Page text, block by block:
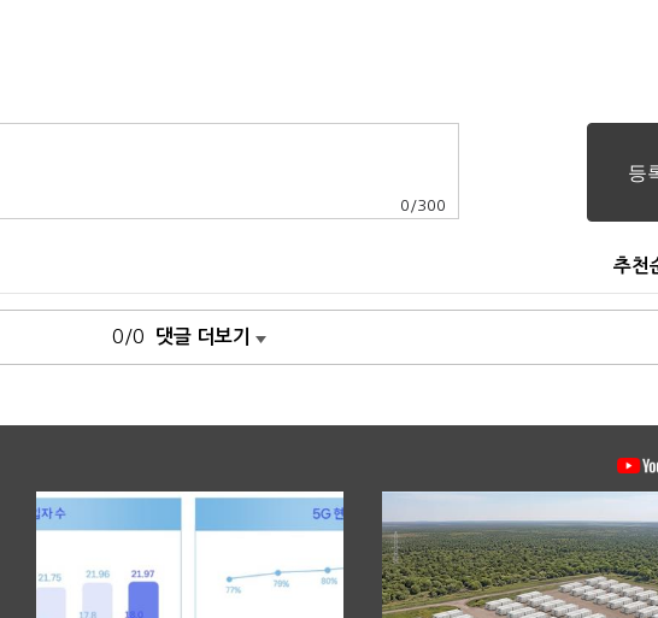
0 /300
추천
0/0 댓글 더보기